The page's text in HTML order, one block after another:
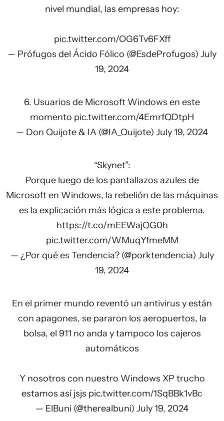
nivel mundial, las empresas hoy:
pic.twitter.com/OG6Tv6FXff
— Prófugos del Ácido Fólico (@EsdeProfugos) July
19, 2024
6. Usuarios de Microsoft Windows en este
momento pic.twitter.com/4EmrfQDtpH
— Don Quijote & IA (@IA_Quijote) July 19, 2024
“Skynet”:
Porque luego de los pantallazos azules de
Microsoft en Windows, la rebelión de las máquinas
es la explicación más lógica a este problema.
https://t.co/mEEWajQG0h
pic.twitter.com/WMuqYfmeMM
— ¿Por qué es Tendencia? (@porktendencia) July
19, 2024
En el primer mundo reventó un antivirus y están
con apagones, se pararon los aeropuertos, la
bolsa, el 911 no anda y tampoco los cajeros
automáticos
Y nosotros con nuestro Windows XP trucho
estamos así jsjs pic.twitter.com/1SqBBk1vBc
— ElBuni (@therealbuni) July 19, 2024